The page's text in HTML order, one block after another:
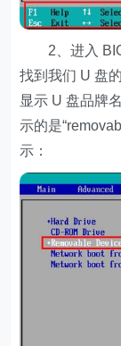
2、进入
找到我们 U 盘
显示 U 盘品牌
示的是
示：